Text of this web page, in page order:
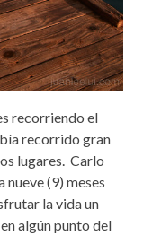
recorriendo el
recorrido gran
lugares. Carlo
nueve (9) meses
la vida un
algún punto del